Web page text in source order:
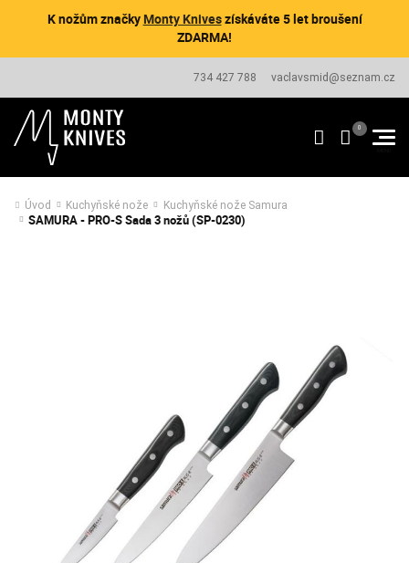
K nožům značkyMonty Kniveszískáváte 5 let broušení
ZDARMA!
734 427 788 vaclavsmid@seznam.cz
Úvod Kuchyňské nože Kuchyňské nože Samura
SAMURA - PRO-S Sada 3 nožů (SP-0230)